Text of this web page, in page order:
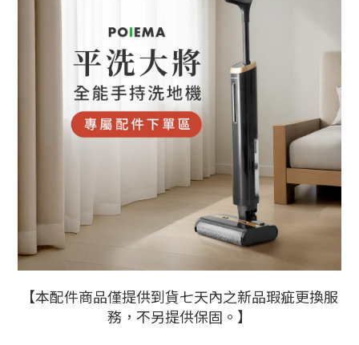
【本配件商品僅提供到貨七天內之新品瑕疵更換服
務，不另提供保固。】